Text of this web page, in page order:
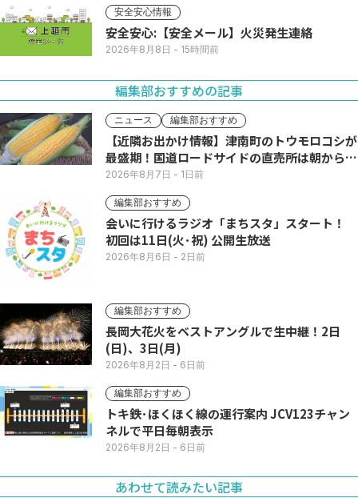
安全安心情報
安全安心:【安全メール】火災発生連絡
2026年8月8日 - 15時間前
編集部おすすめの記事
ニュース 編集部おすすめ
【近隣お出かけ情報】津南町のトウモロコシが
最盛期！国道ロードサイドの直売所は朝から長
い列
2026年8月7日 - 1日前
編集部おすすめ
会いに行けるラジオ「まちスタ」スタート！
初回は11日(火･祝) 公開生放送
2026年8月6日 - 2日前
編集部おすすめ
長岡大花火をベストアングルで生中継！2日
(日)、3日(月)
2026年8月2日 - 6日前
編集部おすすめ
トキ鉄･ほくほく線の運行案内 JCV123チャン
ネルで平日毎朝表示
2026年8月2日 - 6日前
あわせて読みたい記事